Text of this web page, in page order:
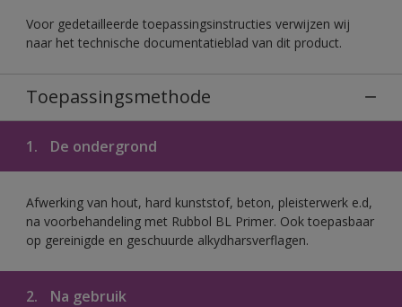
Voor gedetailleerde toepassingsinstructies verwijzen wij
naar het technische documentatieblad van dit product.
Toepassingsmethode
1. De ondergrond
Afwerking van hout, hard kunststof, beton, pleisterwerk e.d,
na voorbehandeling met Rubbol BL Primer. Ook toepasbaar
op gereinigde en geschuurde alkydharsverflagen.
2. Na gebruik